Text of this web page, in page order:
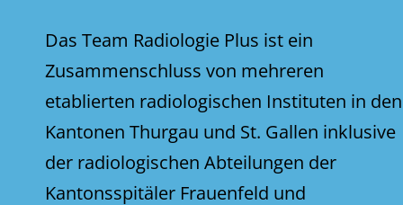
Das Team Radiologie Plus ist ein
Zusammenschluss von mehreren
etablierten radiologischen Instituten in den
Kantonen Thurgau und St. Gallen inklusive
der radiologischen Abteilungen der
Kantonsspitäler Frauenfeld und